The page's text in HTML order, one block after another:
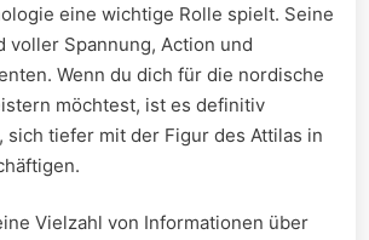
⁢eine⁤ wichtige Rolle spielt. Seine‍
voller Spannung, Action und
Wenn du dich für die nordische
möchtest, ist es definitiv
tiefer mit der Figur des ⁣Attilas in
Vielzahl von‌ Informationen über